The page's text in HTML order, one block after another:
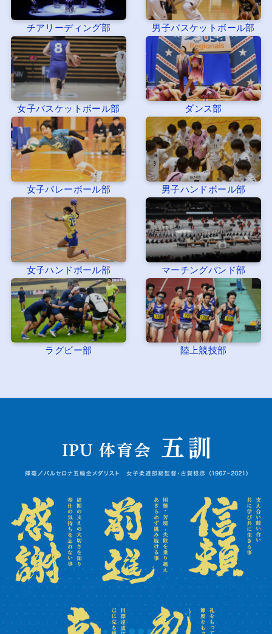
チアリーディング部 男子バスケットボール部
女子バスケットボール部 ダンス部
女子バレーボール部 男子ハンドボール部
女子ハンドボール部 マーチングバンド部
ラグビー部 陸上競技部